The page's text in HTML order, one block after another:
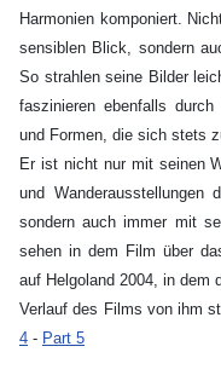
Harmonien komponiert.
sensiblen Blick, sondern
So strahlen seine Bilder
faszinieren ebenfalls
und Formen, die sich stets
Er ist nicht nur mit seinen
und Wanderausstellungen
sondern auch immer mit
sehen in dem Film über
auf Helgoland 2004, in dem
Verlauf des Films von ihm
4 - Part 5